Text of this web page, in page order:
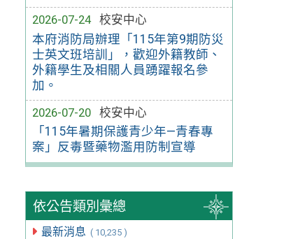
2026-07-24
校安中心
本府消防局辦理「115年第9期防災
士英文班培訓」，歡迎外籍教師、
外籍學生及相關人員踴躍報名參
加。
2026-07-20
校安中心
「115年暑期保護青少年—青春專
案」反毒暨藥物濫用防制宣導
依公告類別彙總
最新消息 ( 10,235 )